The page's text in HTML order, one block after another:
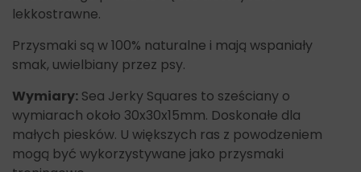
lekkostrawne.
Przysmaki są w 100% naturalne i mają wspaniały
smak, uwielbiany przez psy.
Wymiary: Sea Jerky Squares to sześciany o
wymiarach około 30x30x15mm. Doskonałe dla
małych piesków. U większych ras z powodzeniem
mogą być wykorzystywane jako przysmaki